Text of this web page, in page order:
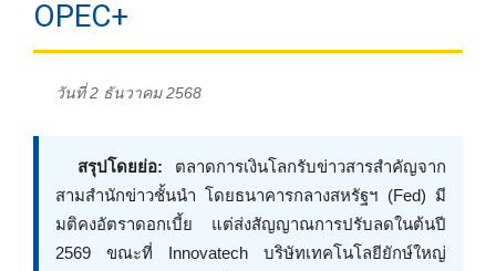
OPEC+
วันที่ 2 ธันวาคม 2568
สรุปโดยย่อ: ตลาดการเงินโลกรับข่าวสารสำคัญจาก
สามสำนักข่าวชั้นนำ โดยธนาคารกลางสหรัฐฯ (Fed) มี
มติคงอัตราดอกเบี้ย แต่ส่งสัญญาณการปรับลดในต้นปี
2569 ขณะที่ Innovatech บริษัทเทคโนโลยียักษ์ใหญ่